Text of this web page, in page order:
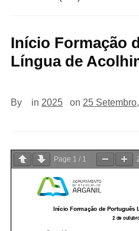
Início Formação
Língua de
By in 2025 on 25
Page 1 / 1